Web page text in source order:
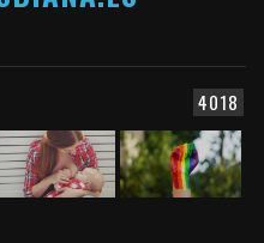
4018